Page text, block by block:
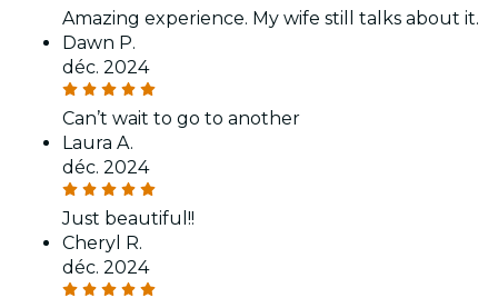
Amazing experience. My wife still talks about it.
Dawn P.
déc. 2024
Can’t wait to go to another
Laura A.
déc. 2024
Just beautiful!!
Cheryl R.
déc. 2024